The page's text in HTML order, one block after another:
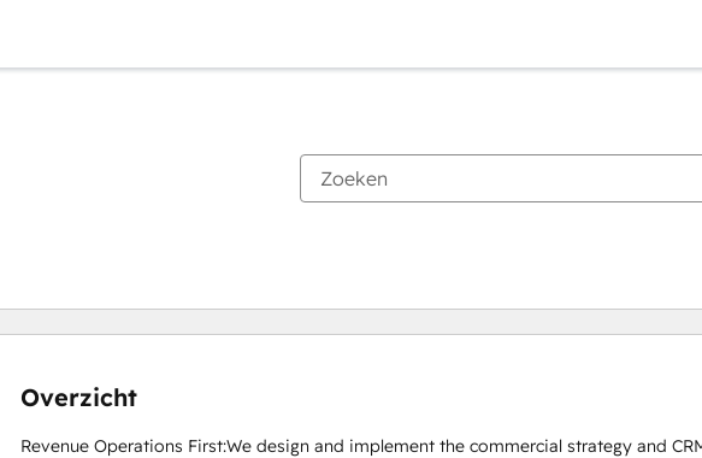
Overzicht
Revenue Operations First:We design and implement the commercial strategy and